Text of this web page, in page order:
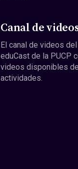
Canal de
El canal de videos
eduCast de la PUCP
videos disponibles
actividades.